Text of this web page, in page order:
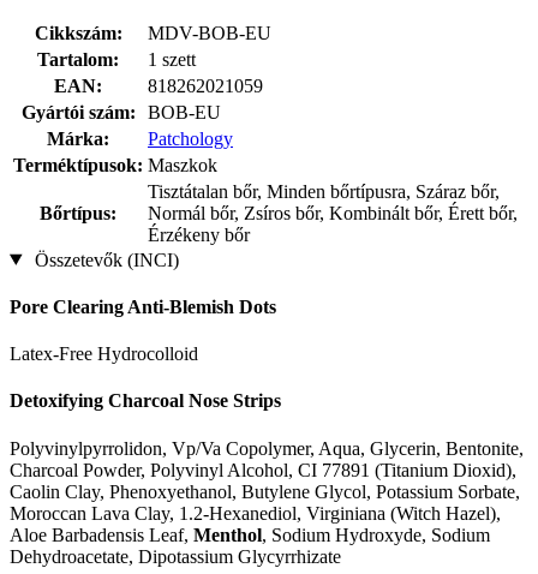
Cikkszám:
MDV-BOB-EU
Tartalom:
1 szett
EAN:
818262021059
Gyártói szám:
BOB-EU
Márka:
Patchology
Terméktípusok: Maszkok
Bőrtípus:
Tisztátalan bőr, Minden bőrtípusra, Száraz bőr,
Normál bőr, Zsíros bőr, Kombinált bőr, Érett bőr,
Érzékeny bőr
Összetevők (INCI)
Pore Clearing Anti-Blemish Dots
Latex-Free Hydrocolloid
Detoxifying Charcoal Nose Strips
Polyvinylpyrrolidon, Vp/Va Copolymer, Aqua, Glycerin, Bentonite,
Charcoal Powder, Polyvinyl Alcohol, CI 77891 (Titanium Dioxid),
Caolin Clay, Phenoxyethanol, Butylene Glycol, Potassium Sorbate,
Moroccan Lava Clay, 1.2-Hexanediol, Virginiana (Witch Hazel),
Aloe Barbadensis Leaf, Menthol, Sodium Hydroxyde, Sodium
Dehydroacetate, Dipotassium Glycyrrhizate